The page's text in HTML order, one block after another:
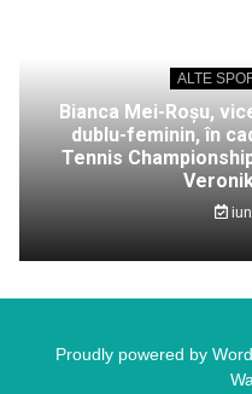
ALTE
Bianca Mei-Roșu,
dublu-feminin, în
Tennis
Proudly powered by